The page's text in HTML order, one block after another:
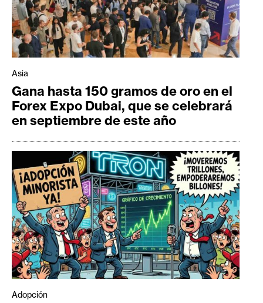
Asia
Gana hasta 150 gramos de oro en el
Forex Expo Dubai, que se celebrará
en septiembre de este año
Adopción